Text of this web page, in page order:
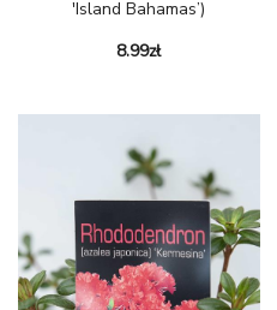
'Island Bahamas’)
8.99zł